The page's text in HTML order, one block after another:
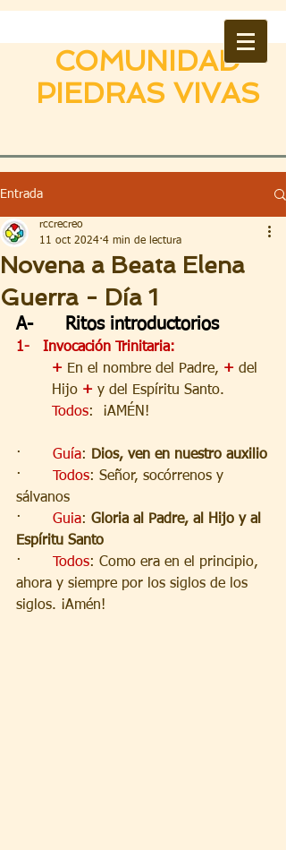
COMUNIDAD
PIEDRAS VIVAS
Entrada
Novena a Beata Elena
Guerra - Día 1
rccrecreo
11 oct 2024 4 min de lectura
A-      Ritos introductorios
1-   Invocación Trinitaria:
+ En el nombre del Padre, + del
Hijo + y del Espíritu Santo.
Todos:  ¡AMÉN!
· Guía:
Dios, ven en nuestro auxilio
·
Todos: Señor, socórrenos y
sálvanos
· Guia: Gloria al Padre, al Hijo y al
Espíritu Santo
·
Todos: Como era en el principio,
ahora y siempre por los siglos de los
siglos. ¡Amén!